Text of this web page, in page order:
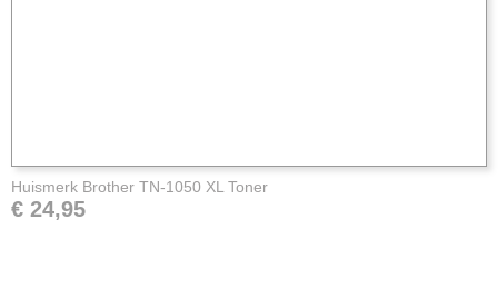
Huismerk Brother TN-1050 XL Toner
€ 24,95